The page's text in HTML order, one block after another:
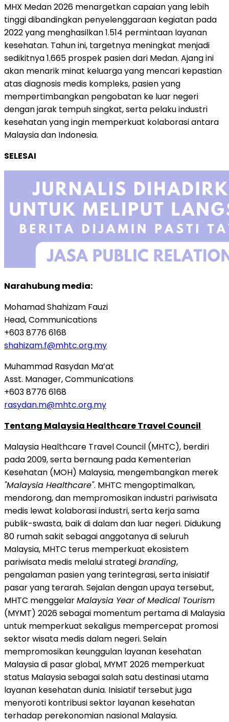
MHX Medan 2026 menargetkan capaian yang lebih
tinggi dibandingkan penyelenggaraan kegiatan pada
2022 yang menghasilkan 1.514 permintaan layanan
kesehatan. Tahun ini, targetnya meningkat menjadi
sedikitnya 1.665 prospek pasien dari Medan. Ajang ini
akan menarik minat keluarga yang mencari kepastian
atas diagnosis medis kompleks, pasien yang
mempertimbangkan pengobatan ke luar negeri
dengan jarak tempuh singkat, serta pelaku industri
kesehatan yang ingin memperkuat kolaborasi antara
Malaysia dan Indonesia.
SELESAI
Narahubung media:
Mohamad Shahizam Fauzi
Head, Communications
+603 8776 6168
shahizam.f@mhtc.org.my
Muhammad Rasydan Ma’at
Asst. Manager, Communications
+603 8776 6168
rasydan.m@mhtc.org.my
Tentang Malaysia Healthcare Travel Council
Malaysia Healthcare Travel Council (MHTC), berdiri
pada 2009, serta bernaung pada Kementerian
Kesehatan (MOH) Malaysia, mengembangkan merek
"Malaysia Healthcare". MHTC mengoptimalkan,
mendorong, dan mempromosikan industri pariwisata
medis lewat kolaborasi industri, serta kerja sama
publik-swasta, baik di dalam dan luar negeri. Didukung
80 rumah sakit sebagai anggotanya di seluruh
Malaysia, MHTC terus memperkuat ekosistem
pariwisata medis melalui strategibranding,
pengalaman pasien yang terintegrasi, serta inisiatif
pasar yang terarah. Sejalan dengan upaya tersebut,
MHTC menggelarMalaysia Year of Medical Tourism
(MYMT) 2026 sebagai momentum pertama di Malaysia
untuk memperkuat sekaligus mempercepat promosi
sektor wisata medis dalam negeri. Selain
mempromosikan keunggulan layanan kesehatan
Malaysia di pasar global, MYMT 2026 memperkuat
status Malaysia sebagai salah satu destinasi utama
layanan kesehatan dunia. Inisiatif tersebut juga
menyoroti kontribusi sektor layanan kesehatan
terhadap perekonomian nasional Malaysia.